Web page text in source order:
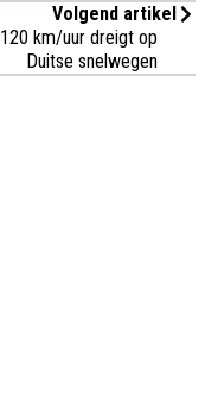
Volgend artikel
120 km/uur dreigt op
Duitse snelwegen